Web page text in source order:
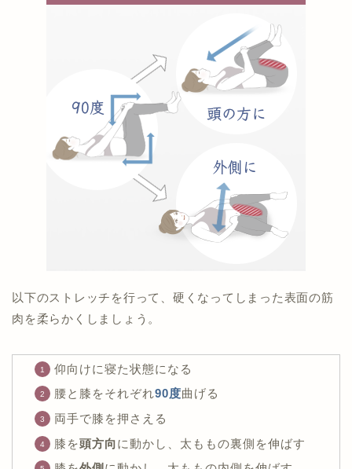
以下のストレッチを行って、硬くなってしまった表面の筋
肉を柔らかくしましょう。
仰向けに寝た状態になる
腰と膝をそれぞれ90度曲げる
両手で膝を押さえる
膝を頭方向に動かし、太ももの裏側を伸ばす